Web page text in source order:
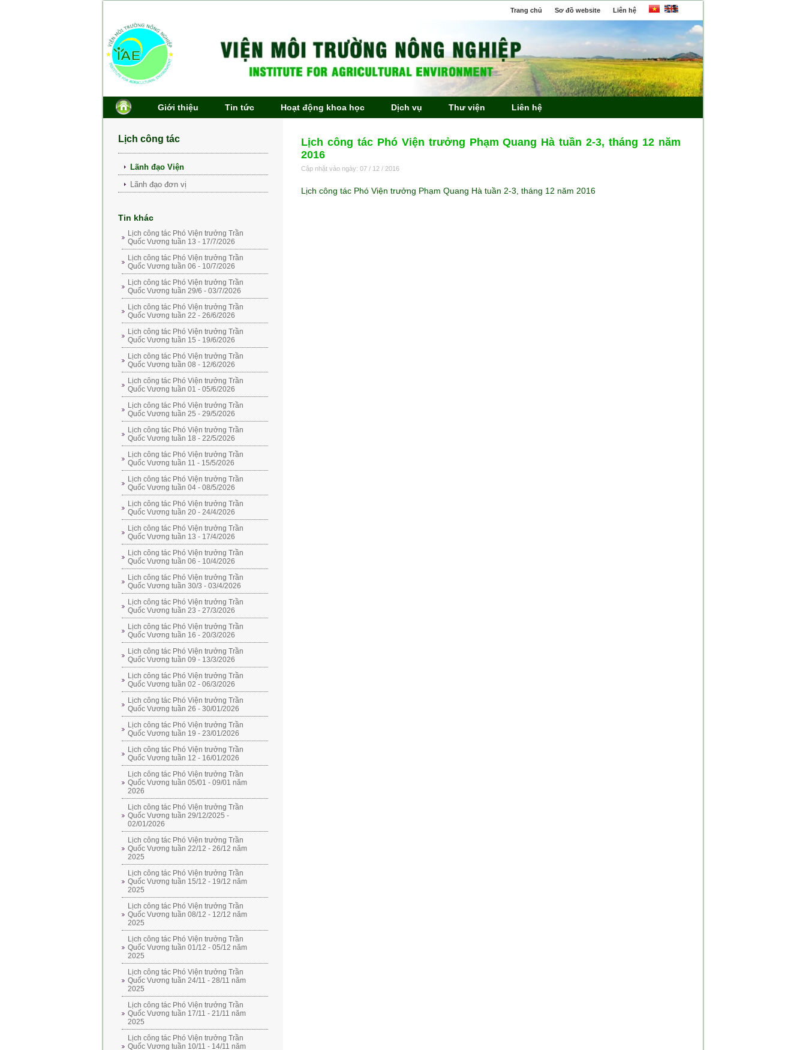
Trang chủ Sơ đồ website Liên hệ
Giới thiệu Tin tức Hoạt động khoa học Dịch vụ Thư viện Liên hệ
Lịch công tác
Lãnh đạo Viện
Lãnh đạo đơn vị
Tin khác
Lịch công tác Phó Viện trưởng Trần
Quốc Vương tuần 13 - 17/7/2026
Lịch công tác Phó Viện trưởng Trần
Quốc Vương tuần 06 - 10/7/2026
Lịch công tác Phó Viện trưởng Trần
Quốc Vương tuần 29/6 - 03/7/2026
Lịch công tác Phó Viện trưởng Trần
Quốc Vương tuần 22 - 26/6/2026
Lịch công tác Phó Viện trưởng Trần
Quốc Vương tuần 15 - 19/6/2026
Lịch công tác Phó Viện trưởng Trần
Quốc Vương tuần 08 - 12/6/2026
Lịch công tác Phó Viện trưởng Trần
Quốc Vương tuần 01 - 05/6/2026
Lịch công tác Phó Viện trưởng Trần
Quốc Vương tuần 25 - 29/5/2026
Lịch công tác Phó Viện trưởng Trần
Quốc Vương tuần 18 - 22/5/2026
Lịch công tác Phó Viện trưởng Trần
Quốc Vương tuần 11 - 15/5/2026
Lịch công tác Phó Viện trưởng Trần
Quốc Vương tuần 04 - 08/5/2026
Lịch công tác Phó Viện trưởng Trần
Quốc Vương tuần 20 - 24/4/2026
Lịch công tác Phó Viện trưởng Trần
Quốc Vương tuần 13 - 17/4/2026
Lịch công tác Phó Viện trưởng Trần
Quốc Vương tuần 06 - 10/4/2026
Lịch công tác Phó Viện trưởng Trần
Quốc Vương tuần 30/3 - 03/4/2026
Lịch công tác Phó Viện trưởng Trần
Quốc Vương tuần 23 - 27/3/2026
Lịch công tác Phó Viện trưởng Trần
Quốc Vương tuần 16 - 20/3/2026
Lịch công tác Phó Viện trưởng Trần
Quốc Vương tuần 09 - 13/3/2026
Lịch công tác Phó Viện trưởng Trần
Quốc Vương tuần 02 - 06/3/2026
Lịch công tác Phó Viện trưởng Trần
Quốc Vương tuần 26 - 30/01/2026
Lịch công tác Phó Viện trưởng Trần
Quốc Vương tuần 19 - 23/01/2026
Lịch công tác Phó Viện trưởng Trần
Quốc Vương tuần 12 - 16/01/2026
Lịch công tác Phó Viện trưởng Trần
Quốc Vương tuần 05/01 - 09/01 năm
2026
Lịch công tác Phó Viện trưởng Trần
Quốc Vương tuần 29/12/2025 -
02/01/2026
Lịch công tác Phó Viện trưởng Trần
Quốc Vương tuần 22/12 - 26/12 năm
2025
Lịch công tác Phó Viện trưởng Trần
Quốc Vương tuần 15/12 - 19/12 năm
2025
Lịch công tác Phó Viện trưởng Trần
Quốc Vương tuần 08/12 - 12/12 năm
2025
Lịch công tác Phó Viện trưởng Trần
Quốc Vương tuần 01/12 - 05/12 năm
2025
Lịch công tác Phó Viện trưởng Trần
Quốc Vương tuần 24/11 - 28/11 năm
2025
Lịch công tác Phó Viện trưởng Trần
Quốc Vương tuần 17/11 - 21/11 năm
2025
Lịch công tác Phó Viện trưởng Trần
Quốc Vương tuần 10/11 - 14/11 năm
Lịch công tác Phó Viện trưởng Phạm Quang Hà tuần 2-3, tháng 12 năm
2016
Cập nhật vào ngày: 07 / 12 / 2016
Lịch công tác Phó Viện trưởng Phạm Quang Hà tuần 2-3, tháng 12 năm 2016